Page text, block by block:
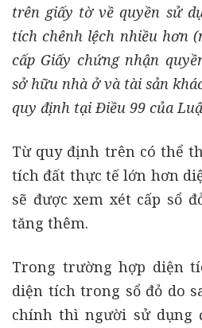
trên giấy tờ về quyền sử
tích chênh lệch nhiều hơn
cấp Giấy chứng nhận
sở hữu nhà ở và tài sản
quy định tại Điều 99 của
Từ quy định trên có thể
tích đất thực tế lớn hơn
sẽ được xem xét cấp sổ
tăng thêm.
Trong trường hợp diện
diện tích trong sổ đỏ do
chính thì người sử dụng